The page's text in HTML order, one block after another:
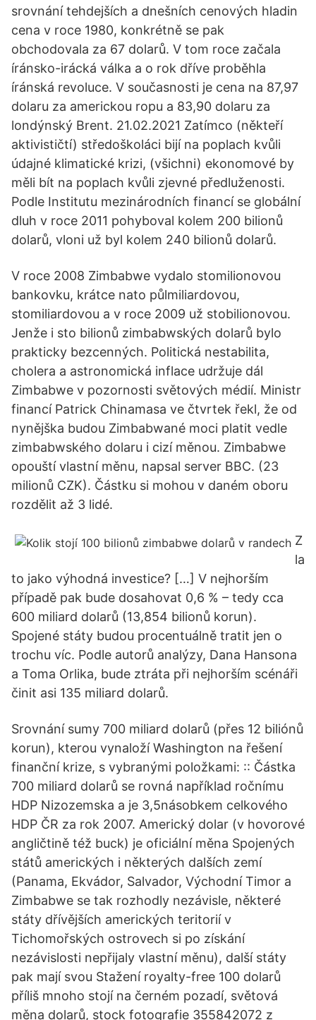
srovnání tehdejších a dnešních cenových hladin
cena v roce 1980, konkrétně se pak
obchodovala za 67 dolarů. V tom roce začala
íránsko-irácká válka a o rok dříve proběhla
íránská revoluce. V současnosti je cena na 87,97
dolaru za americkou ropu a 83,90 dolaru za
londýnský Brent. 21.02.2021 Zatímco (někteří
aktivističtí) středoškoláci bijí na poplach kvůli
údajné klimatické krizi, (všichni) ekonomové by
měli bít na poplach kvůli zjevné předluženosti.
Podle Institutu mezinárodních financí se globální
dluh v roce 2011 pohyboval kolem 200 bilionů
dolarů, vloni už byl kolem 240 bilionů dolarů.
V roce 2008 Zimbabwe vydalo stomilionovou
bankovku, krátce nato půlmiliardovou,
stomiliardovou a v roce 2009 už stobilionovou.
Jenže i sto bilionů zimbabwských dolarů bylo
prakticky bezcenných. Politická nestabilita,
cholera a astronomická inflace udržuje dál
Zimbabwe v pozornosti světových médií. Ministr
financí Patrick Chinamasa ve čtvrtek řekl, že od
nynějška budou Zimbabwané moci platit vedle
zimbabwského dolaru i cizí měnou. Zimbabwe
opouští vlastní měnu, napsal server BBC. (23
milionů CZK). Částku si mohou v daném oboru
rozdělit až 3 lidé.
Z
la
to jako výhodná investice? […] V nejhorším
případě pak bude dosahovat 0,6 % – tedy cca
600 miliard dolarů (13,854 bilionů korun).
Spojené státy budou procentuálně tratit jen o
trochu víc. Podle autorů analýzy, Dana Hansona
a Toma Orlika, bude ztráta při nejhorším scénáři
činit asi 135 miliard dolarů.
Srovnání sumy 700 miliard dolarů (přes 12 biliónů
korun), kterou vynaloží Washington na řešení
finanční krize, s vybranými položkami: :: Částka
700 miliard dolarů se rovná například ročnímu
HDP Nizozemska a je 3,5násobkem celkového
HDP ČR za rok 2007. Americký dolar (v hovorové
angličtině též buck) je oficiální měna Spojených
států amerických i některých dalších zemí
(Panama, Ekvádor, Salvador, Východní Timor a
Zimbabwe se tak rozhodly nezávisle, některé
státy dřívějších amerických teritorií v
Tichomořských ostrovech si po získání
nezávislosti nepřijaly vlastní měnu), další státy
pak mají svou Stažení royalty-free 100 dolarů
příliš mnoho stojí na černém pozadí, světová
měna dolarů, stock fotografie 355842072 z